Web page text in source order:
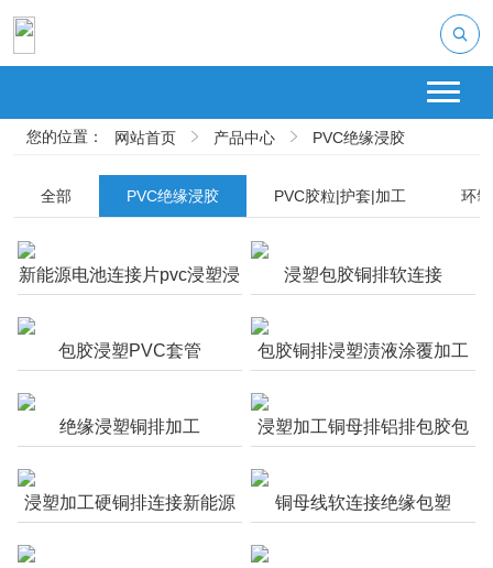
您的位置： 网站首页 产品中心 PVC绝缘浸胶
全部 PVC绝缘浸胶 PVC胶粒|护套|加工 环
新能源电池连接片pvc浸塑浸
浸塑包胶铜排软连接
包胶浸塑PVC套管 包胶铜排浸塑渍液涂覆加工
绝缘浸塑铜排加工
浸塑加工铜母排铝排包胶包
浸塑加工硬铜排连接新能源
铜母线软连接绝缘包塑